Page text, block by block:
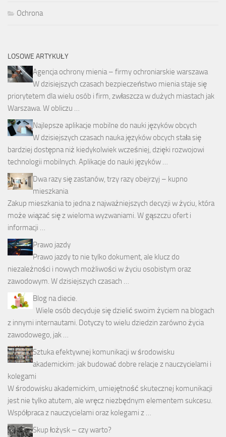
Ochrona
LOSOWE ARTYKUŁY
Agencja ochrony mienia – firmy ochroniarskie warszawa
W dzisiejszych czasach bezpieczeństwo mienia staje się
priorytetem dla wielu osób i firm, zwłaszcza w dużych miastach jak
Warszawa. W obliczu …
Najlepsze aplikacje mobilne do nauki języków obcych
W dzisiejszych czasach nauka języków obcych stała się
bardziej dostępna niż kiedykolwiek wcześniej, dzięki rozwojowi
technologii mobilnych. Aplikacje do nauki języków …
Dwa razy się zastanów, trzy razy obejrzyj – kupno
mieszkania
Zakup mieszkania to jedna z najważniejszych decyzji w życiu, która
może wiązać się z wieloma wyzwaniami. W gąszczu ofert i
informacji …
Prawo jazdy
Prawo jazdy to nie tylko dokument, ale klucz do
niezależności i nowych możliwości w życiu osobistym oraz
zawodowym. W dzisiejszych czasach …
Blog na diecie.
Wiele osób decyduje się dzielić swoim życiem na blogach
z innymi internautami. Dotyczy to wielu dziedzin zarówno życia
zawodowego, jak …
Sztuka efektywnej komunikacji w środowisku
akademickim: jak budować dobre relacje z nauczycielami i
kolegami
W środowisku akademickim, umiejętność skutecznej komunikacji
jest nie tylko atutem, ale wręcz niezbędnym elementem sukcesu.
Współpraca z nauczycielami oraz kolegami z …
Skup łożysk – czy warto?